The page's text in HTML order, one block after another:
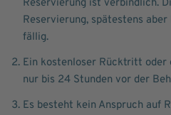
Reservierung ist verbindlich.
Reservierung, spätestens
fällig.
Ein kostenloser Rücktritt oder
nur bis 24 Stunden vor der
Es besteht kein Anspruch auf